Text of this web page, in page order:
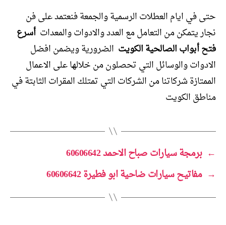
حتى في ايام العطلات الرسمية والجمعة فنعتمد على فن
نجار يتمكن من التعامل مع العدد والادوات والمعدات أسرع
فتح أبواب الصالحية الكويت الضرورية ويضمن افضل
الادوات والوسائل التي تحصلون من خلالها على الاعمال
الممتازة شركاتنا من الشركات التي تمتلك المقرات الثابتة في
مناطق الكويت
← برمجة سيارات صباح الاحمد 60606642
→ مفاتيح سيارات ضاحية ابو فطيرة 60606642